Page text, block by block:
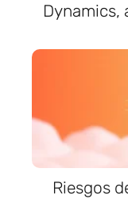
Dynamics,
Riesgos